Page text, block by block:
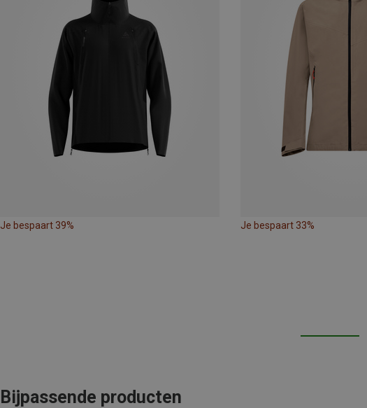
Je bespaart 39% Je bespaart 33%
Bijpassende producten